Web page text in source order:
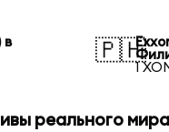
в
🇵🇭
1
реального мира